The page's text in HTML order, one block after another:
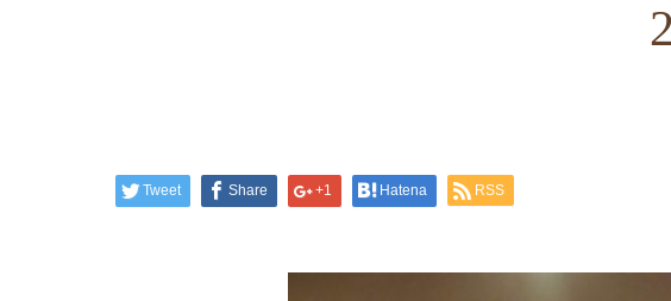
Tweet Share +1 Hatena RSS